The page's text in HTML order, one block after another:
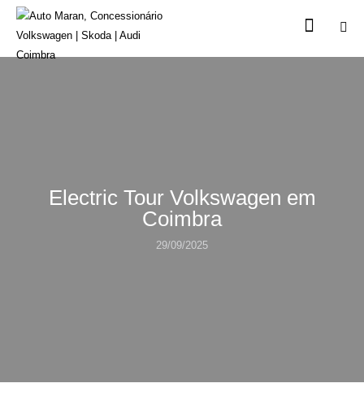
Electric Tour Volkswagen em
Coimbra
29/09/2025